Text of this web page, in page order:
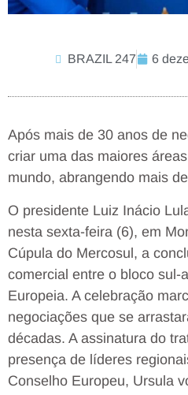
BRAZIL 247 6
Após mais de 30 anos de
criar uma das maiores
mundo, abrangendo mais
O presidente Luiz Inácio
nesta sexta-feira (6), em
Cúpula do Mercosul, a
comercial entre o bloco sul-
Europeia. A celebração
negociações que se
décadas. A assinatura do
presença de líderes
Conselho Europeu, Ursula